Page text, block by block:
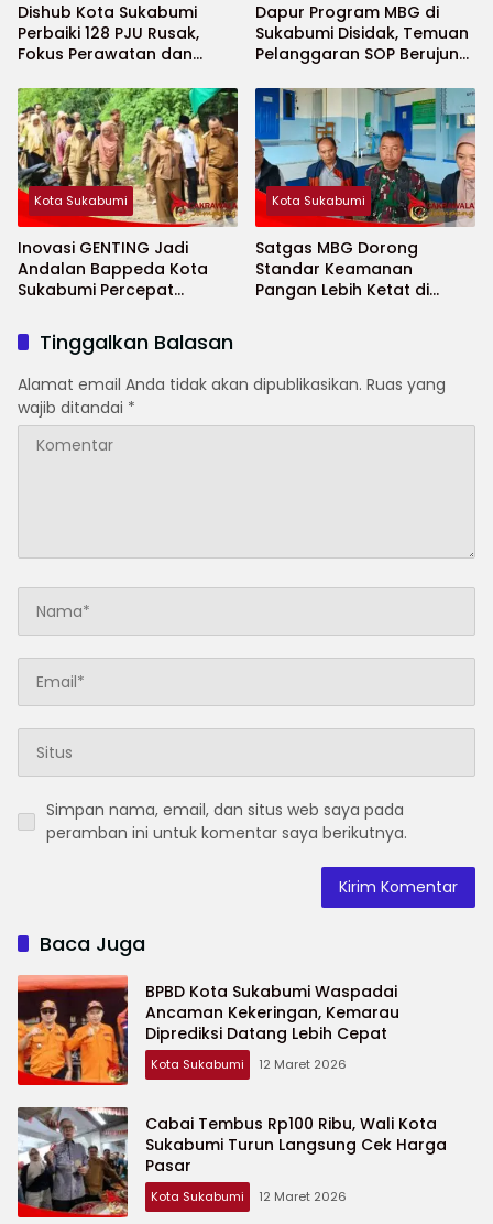
Dishub Kota Sukabumi
Perbaiki 128 PJU Rusak,
Fokus Perawatan dan
Dapur Program MBG di
Sukabumi Disidak, Temuan
Pelanggaran SOP Berujung
Kota Sukabumi
Inovasi GENTING Jadi
Andalan Bappeda Kota
Sukabumi Percepat
Kota Sukabumi
Satgas MBG Dorong
Standar Keamanan
Pangan Lebih Ketat di
Tinggalkan Balasan
Alamat email Anda tidak akan dipublikasikan. Ruas yang
wajib ditandai *
Simpan nama, email, dan situs web saya pada
peramban ini untuk komentar saya berikutnya.
Baca Juga
BPBD Kota Sukabumi Waspadai
Ancaman Kekeringan, Kemarau
Diprediksi Datang Lebih Cepat
Kota Sukabumi 12 Maret 2026
Cabai Tembus Rp100 Ribu, Wali Kota
Sukabumi Turun Langsung Cek Harga
Pasar
Kota Sukabumi 12 Maret 2026